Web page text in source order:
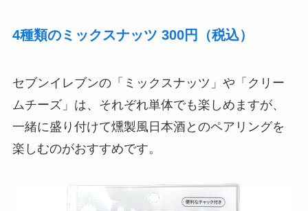
4種類のミックスナッツ 300円（税込）
セブンイレブンの「ミックスナッツ」や「クリー
ムチーズ」は、それぞれ単体でも楽しめますが、
一緒に盛り付けて燻製風日本酒とのペアリングを
楽しむのがおすすめです。